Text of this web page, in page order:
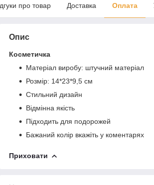
про товар Доставка Оплата
Опис
Косметичка
Матеріал виробу: штучний матеріал
Розмір: 14*23*9,5 см
Стильний дизайн
Відмінна якість
Підходить для подорожей
Бажаний колір вкажіть у коментарях
Приховати